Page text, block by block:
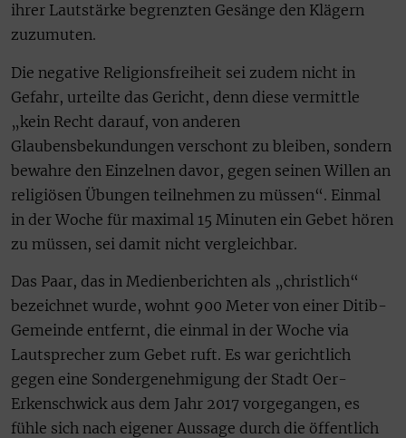
ihrer Lautstärke begrenzten Gesänge den Klägern
zuzumuten.
Die negative Religionsfreiheit sei zudem nicht in
Gefahr, urteilte das Gericht, denn diese vermittle
„kein Recht darauf, von anderen
Glaubensbekundungen verschont zu bleiben, sondern
bewahre den Einzelnen davor, gegen seinen Willen an
religiösen Übungen teilnehmen zu müssen“. Einmal
in der Woche für maximal 15 Minuten ein Gebet hören
zu müssen, sei damit nicht vergleichbar.
Das Paar, das in Medienberichten als „christlich“
bezeichnet wurde, wohnt 900 Meter von einer Ditib-
Gemeinde entfernt, die einmal in der Woche via
Lautsprecher zum Gebet ruft. Es war gerichtlich
gegen eine Sondergenehmigung der Stadt Oer-
Erkenschwick aus dem Jahr 2017 vorgegangen, es
fühle sich nach eigener Aussage durch die öffentlich